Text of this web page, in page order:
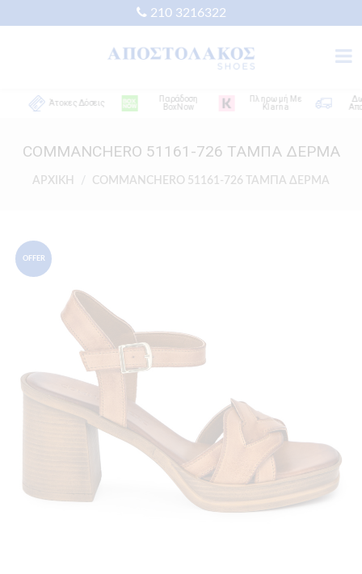
210 3216322
Άτοκες Δόσεις
Παράδοση
BoxNow
Πληρωμή Με
Klarna
COMMANCHERO 51161-726 ΤΑΜΠΑ ΔΕΡΜΑ
ΑΡΧΙΚΗ COMMANCHERO 51161-726 ΤΑΜΠΑ ΔΕΡΜΑ
OFFER